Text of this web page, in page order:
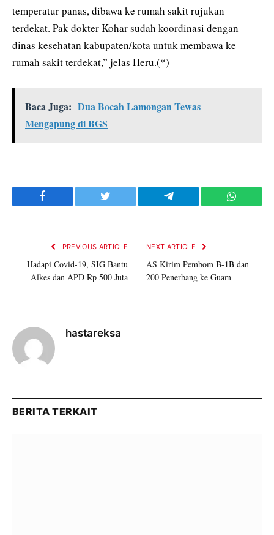
temperatur panas, dibawa ke rumah sakit rujukan
terdekat. Pak dokter Kohar sudah koordinasi dengan
dinas kesehatan kabupaten/kota untuk membawa ke
rumah sakit terdekat,” jelas Heru.(*)
Baca Juga: Dua Bocah Lamongan Tewas
Mengapung di BGS
Facebook Twitter Telegram
PREVIOUS ARTICLE
Hadapi Covid-19, SIG Bantu
Alkes dan APD Rp 500 Juta
NEXT ARTICLE
AS Kirim Pembom B-1B dan
200 Penerbang ke Guam
hastareksa
BERITA TERKAIT